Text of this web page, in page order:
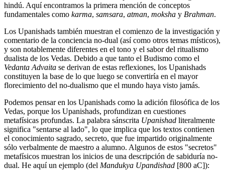
hindú. Aquí encontramos la primera mención de conceptos
fundamentales como karma, samsara, atman, moksha y Brahman.
Los Upanishads también muestran el comienzo de la investigación y
comentario de la conciencia no-dual (así como otros temas místicos),
y son notablemente diferentes en el tono y el sabor del ritualismo
dualista de los Vedas. Debido a que tanto el Budismo como el
Vedanta Advaita se derivan de estas reflexiones, los Upanishads
constituyen la base de lo que luego se convertiría en el mayor
florecimiento del no-dualismo que el mundo haya visto jamás.
Podemos pensar en los Upanishads como la adición filosófica de los
Vedas, porque los Upanishads, profundizan en cuestiones
metafísicas profundas. La palabra sánscrita Upanishad literalmente
significa "sentarse al lado", lo que implica que los textos contienen
el conocimiento sagrado, secreto, que fue impartido originalmente
sólo verbalmente de maestro a alumno. Algunos de estos "secretos"
metafísicos muestran los inicios de una descripción de sabiduría no-
dual. He aquí un ejemplo (del Mandukya Upandishad [800 aC]):